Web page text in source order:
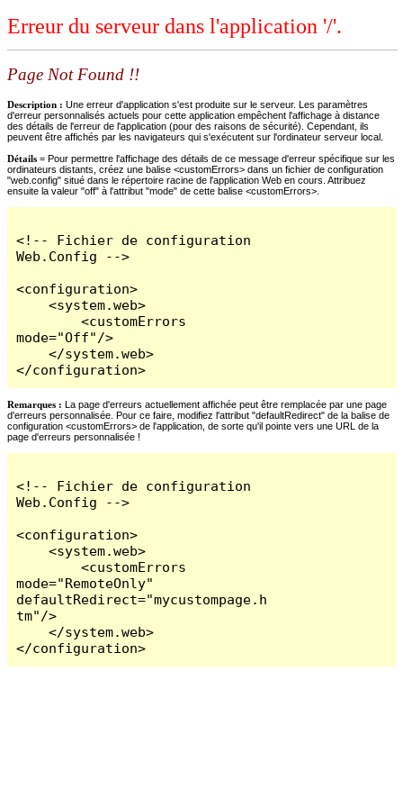
Erreur du serveur dans l'application '/'.
Page Not Found !!
Description : Une erreur d'application s'est produite sur le serveur. Les paramètres
d'erreur personnalisés actuels pour cette application empêchent l'affichage à distance
des détails de l'erreur de l'application (pour des raisons de sécurité). Cependant, ils
peuvent être affichés par les navigateurs qui s'exécutent sur l'ordinateur serveur local.
Détails = Pour permettre l'affichage des détails de ce message d'erreur spécifique sur les
ordinateurs distants, créez une balise <customErrors> dans un fichier de configuration
"web.config" situé dans le répertoire racine de l'application Web en cours. Attribuez
ensuite la valeur "off" à l'attribut "mode" de cette balise <customErrors>.
<!-- Fichier de configuration
Web.Config -->
<configuration>
    <system.web>
        <customErrors
mode="Off"/>
    </system.web>
</configuration>
Remarques : La page d'erreurs actuellement affichée peut être remplacée par une page
d'erreurs personnalisée. Pour ce faire, modifiez l'attribut "defaultRedirect" de la balise de
configuration <customErrors> de l'application, de sorte qu'il pointe vers une URL de la
page d'erreurs personnalisée !
<!-- Fichier de configuration
Web.Config -->
<configuration>
    <system.web>
        <customErrors
mode="RemoteOnly"
defaultRedirect="mycustompage.h
tm"/>
    </system.web>
</configuration>